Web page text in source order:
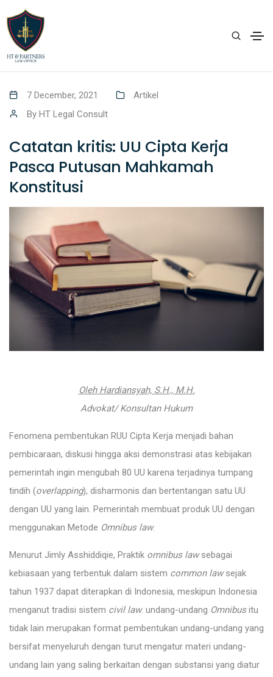
7 December, 2021
Artikel
By HT Legal Consult
Catatan kritis: UU Cipta Kerja
Pasca Putusan Mahkamah
Konstitusi
Oleh Hardiansyah, S.H., M.H.
Advokat/ Konsultan Hukum
Fenomena pembentukan RUU Cipta Kerja menjadi bahan
pembicaraan, diskusi hingga aksi demonstrasi atas kebijakan
pemerintah ingin mengubah 80 UU karena terjadinya tumpang
tindih (overlapping), disharmonis dan bertentangan satu UU
dengan UU yang lain. Pemerintah membuat produk UU dengan
menggunakan Metode Omnibus law.
Menurut Jimly Asshiddiqie, Praktik omnibus lawsebagai
kebiasaan yang terbentuk dalam sistem common lawsejak
tahun 1937 dapat diterapkan di Indonesia, meskipun Indonesia
menganut tradisi sistem civil law. undang-undang Omnibusitu
tidak lain merupakan format pembentukan undang-undang yang
bersifat menyeluruh dengan turut mengatur materi undang-
undang lain yang saling berkaitan dengan substansi yang diatur